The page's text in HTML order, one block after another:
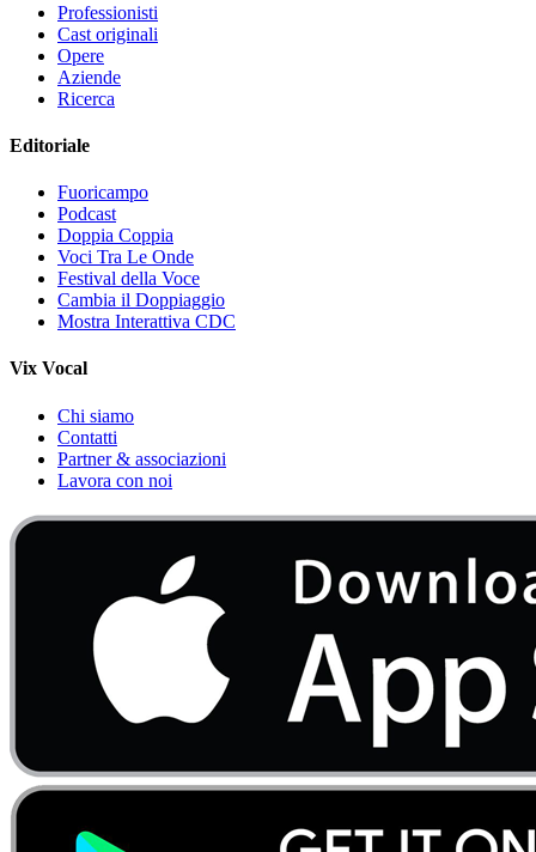
Professionisti
Cast originali
Opere
Aziende
Ricerca
Editoriale
Fuoricampo
Podcast
Doppia Coppia
Voci Tra Le Onde
Festival della Voce
Cambia il Doppiaggio
Mostra Interattiva CDC
Vix Vocal
Chi siamo
Contatti
Partner & associazioni
Lavora con noi